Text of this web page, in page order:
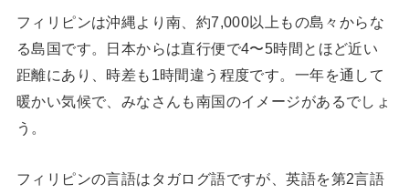
フィリピンは沖縄より南、約7,000以上もの島々からな
る島国です。日本からは直行便で4〜5時間とほど近い
距離にあり、時差も1時間違う程度です。一年を通して
暖かい気候で、みなさんも南国のイメージがあるでしょ
う。
フィリピンの言語はタガログ語ですが、英語を第2言語